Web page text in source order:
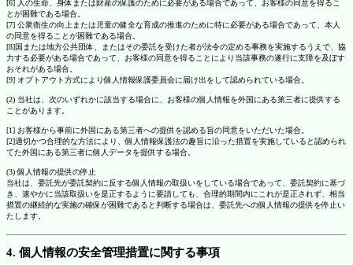
[6] 人の生命、身体または財産の保護のために必要がある場合であって、お客様の同意を得るこ
とが困難である場合。
[7] 公衆衛生の向上または児童の健全な育成の推進のために特に必要がある場合であって、本人
の同意を得ることが困難である場合。
[8]国または地方公共団体、またはその委託を受けた者が法令の定める事務を実施するうえで、協
力する必要がある場合であって、お客様の同意を得ることにより当該事務の遂行に支障を及ぼす
おそれがある場合。
[9] オプトアウト方式により個人情報保護委員会に届け出をして認められている場合。
(2) 当社は、次のいずれかに該当する場合に、お客様の個人情報を外国にある第三者に提供する
ことがあります。
[1] お客様から事前に外国にある第三者への提供を認める旨の同意をいただいた場合。
[2]適切かつ合理的な方法により、個人情報保護法の趣旨に沿った措置を実施していると認められ
てた外国にある第三者に個人データを提供する場合。
(3) 個人情報の提供の停止
当社は、委託先が委託契約に反する個人情報の取扱いをしている場合であって、委託契約に基づ
き、速やかに当該取扱いを是正するように要請しても、合理的期間内にこれが是正されず、相当
措置の継続的な実施の確保が困難であると判断する場合は、委託先への個人情報の提供を停止い
たします。
4. 個人情報の安全管理措置に関する事項